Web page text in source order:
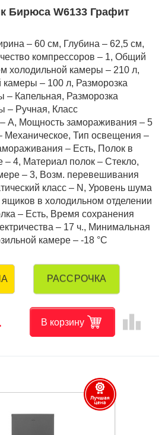
Бирюса W6133 Графит
– 60 см, Глубина – 62,5 см,
компрессоров – 1, Общий
холодильной камеры – 210 л,
– 100 л, Разморозка
– Капельная, Разморозка
– Ручная, Класс
– А, Мощность замораживания – 5
Механическое, Тип освещения –
– Есть, Полок в
– 4, Материал полок – Стекло,
– 3, Возм. перевешивания
класс – N, Уровень шума
в холодильном отделении
– Есть, Время сохранения
– 17 ч., Минимальная
камере – -18 °C
РАССРОЧКА
В корзину leaderboard